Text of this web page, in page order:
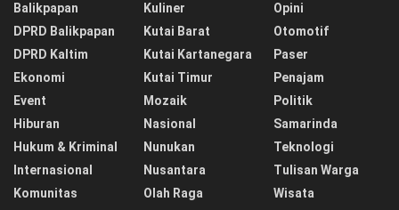
Balikpapan
DPRD Balikpapan
DPRD Kaltim
Ekonomi
Event
Hiburan
Hukum & Kriminal
Internasional
Komunitas
Kuliner
Kutai Barat
Kutai Kartanegara
Kutai Timur
Mozaik
Nasional
Nunukan
Nusantara
Olah Raga
Opini
Otomotif
Paser
Penajam
Politik
Samarinda
Teknologi
Tulisan Warga
Wisata